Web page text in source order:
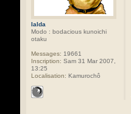
Ialda
Modo : bodacious kunoichi
otaku
Messages: 19661
Inscription: Sam 31 Mar 2007,
13:25
Localisation: Kamurochô